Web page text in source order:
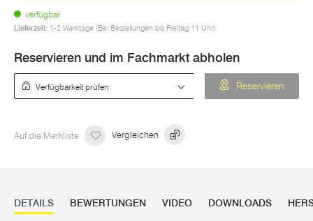
verfügbar
Lieferzeit: 1-2 Werktage (Bei Bestellungen bis Freitag 11 Uhr)
Reservieren und im Fachmarkt abholen
Reservieren
Auf die Merkliste Vergleichen
DETAILS BEWERTUNGEN VIDEO DOWNLOADS